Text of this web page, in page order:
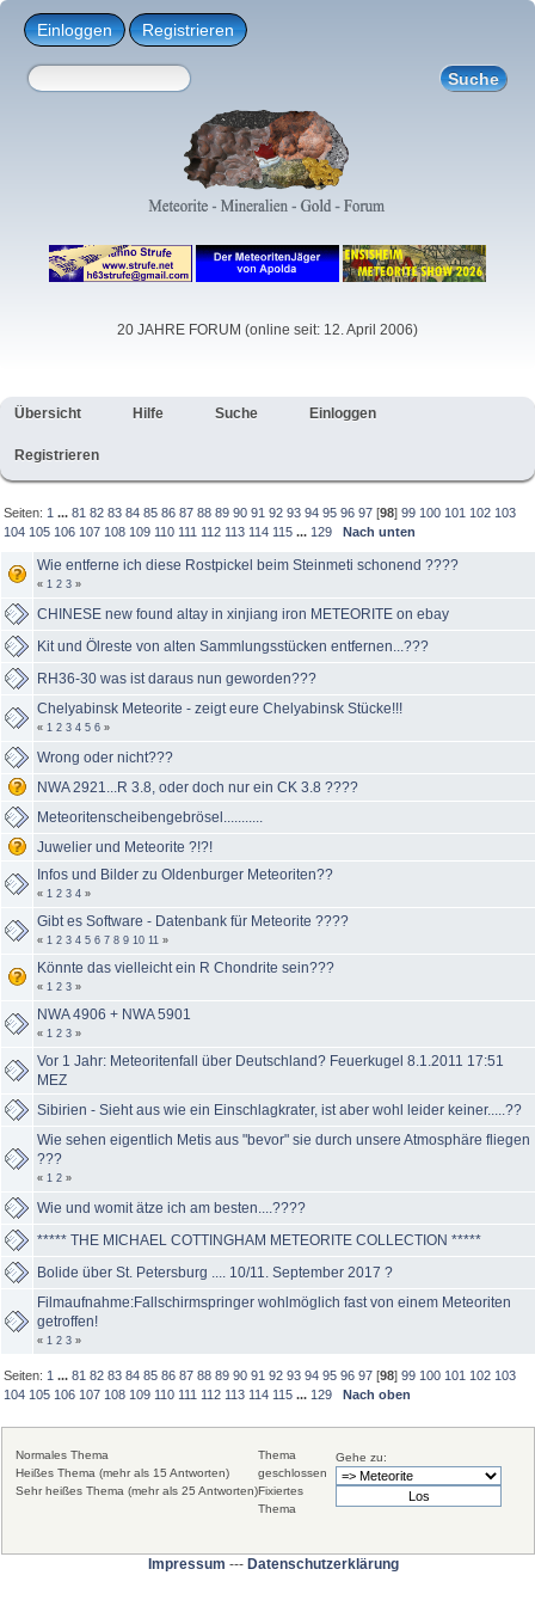
Einloggen Registrieren
20 JAHRE FORUM (online seit: 12. April 2006)
Übersicht Hilfe Suche Einloggen
Registrieren
Seiten: 1 ...81 82 83 84 85 86 87 88 89 90 91 92 93 94 95 96 97 [98]99 100 101 102 103
104 105 106 107 108 109 110 111 112 113 114 115 ... 129 Nach unten
Wie entferne ich diese Rostpickel beim Steinmeti schonend ????
« 1 2 3 »
CHINESE new found altay in xinjiang iron METEORITE on ebay
Kit und Ölreste von alten Sammlungsstücken entfernen...???
RH36-30 was ist daraus nun geworden???
Chelyabinsk Meteorite - zeigt eure Chelyabinsk Stücke!!!
« 1 2 3 4 5 6 »
Wrong oder nicht???
NWA 2921...R 3.8, oder doch nur ein CK 3.8 ????
Meteoritenscheibengebrösel...........
Juwelier und Meteorite ?!?!
Infos und Bilder zu Oldenburger Meteoriten??
« 1 2 3 4 »
Gibt es Software - Datenbank für Meteorite ????
« 1 2 3 4 5 6 7 8 9 10 11 »
Könnte das vielleicht ein R Chondrite sein???
« 1 2 3 »
NWA 4906 + NWA 5901
« 1 2 3 »
Vor 1 Jahr: Meteoritenfall über Deutschland? Feuerkugel 8.1.2011 17:51
MEZ
Sibirien - Sieht aus wie ein Einschlagkrater, ist aber wohl leider keiner.....??
Wie sehen eigentlich Metis aus "bevor" sie durch unsere Atmosphäre fliegen
???
« 1 2 »
Wie und womit ätze ich am besten....????
***** THE MICHAEL COTTINGHAM METEORITE COLLECTION *****
Bolide über St. Petersburg .... 10/11. September 2017 ?
Filmaufnahme:Fallschirmspringer wohlmöglich fast von einem Meteoriten
getroffen!
« 1 2 3 »
Seiten: 1 ...81 82 83 84 85 86 87 88 89 90 91 92 93 94 95 96 97 [98]99 100 101 102 103
104 105 106 107 108 109 110 111 112 113 114 115 ... 129 Nach oben
Gehe zu:
Normales Thema
Heißes Thema (mehr als 15 Antworten)
Sehr heißes Thema (mehr als 25 Antworten)
Thema
geschlossen
Fixiertes
Thema
Impressum --- Datenschutzerklärung